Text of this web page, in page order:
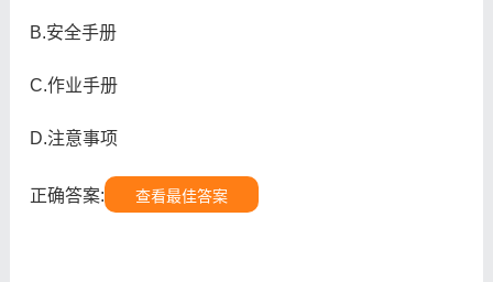
B.安全手册
C.作业手册
D.注意事项
正确答案: 查看最佳答案